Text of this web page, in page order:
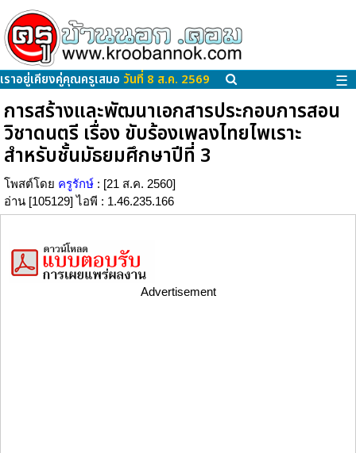
เราอยู่เคียงคู่คุณครูเสมอ วันที่ 8 ส.ค. 2569 ☰
การสร้างและพัฒนาเอกสารประกอบการสอน
วิชาดนตรี เรื่อง ขับร้องเพลงไทยไพเราะ
สำหรับชั้นมัธยมศึกษาปีที่ 3
โพสต์โดย ครูรักษ์ : [21 ส.ค. 2560]
อ่าน [105129] ไอพี : 1.46.235.166
Advertisement